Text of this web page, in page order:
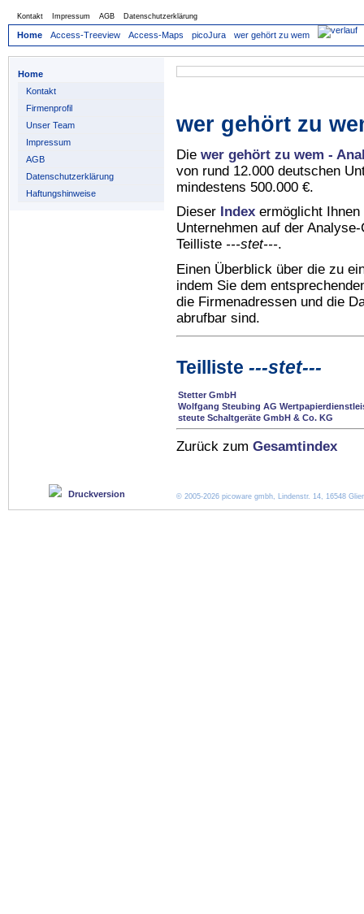
Kontakt Impressum AGB Datenschutzerklärung
Home Access-Treeview Access-Maps picoJura wer gehört zu wem
Home
Kontakt
Firmenprofil
Unser Team
Impressum
AGB
Datenschutzerklärung
Haftungshinweise
wer gehört zu
Die wer gehört zu wem -
von rund 12.000 deutschen
mindestens 500.000 €.
Dieser Index ermöglicht
Unternehmen auf der
Teilliste ---stet---.
Einen Überblick über die zu
indem Sie dem
die Firmenadressen und die
abrufbar sind.
Teilliste ---stet---
Stetter GmbH
Wolfgang Steubing AG
steute Schaltgeräte GmbH & Co. KG
Zurück zum Gesamtindex
Druckversion © 2005-2026 picoware gmbh, Lindenstr. 14, 16548